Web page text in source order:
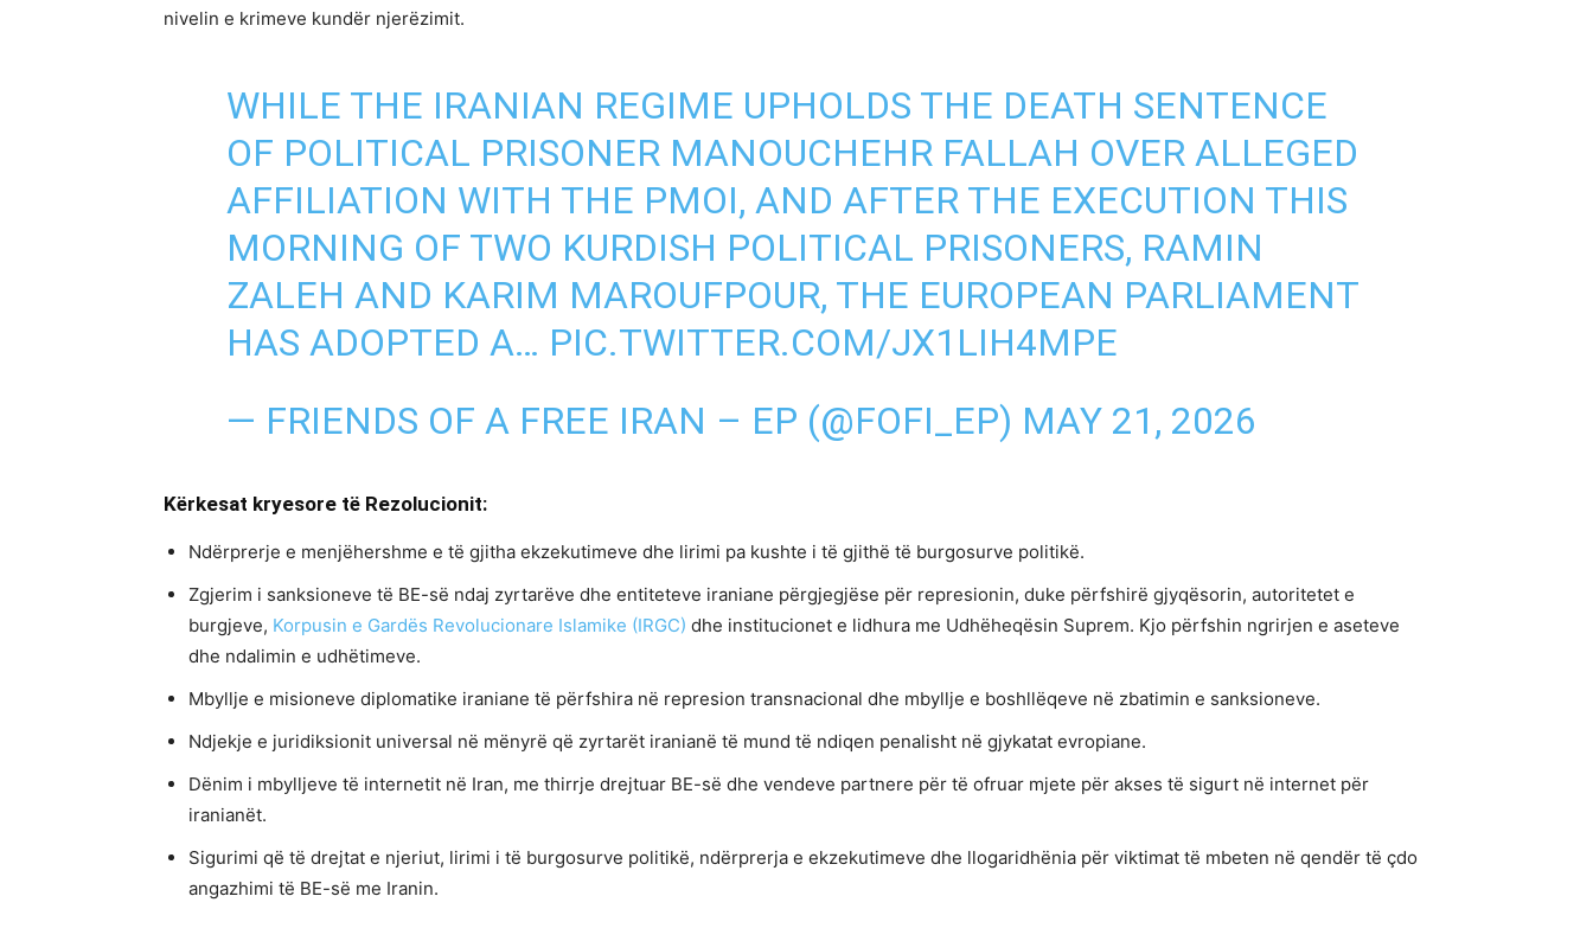
nivelin e krimeve kundër njerëzimit.
WHILE THE IRANIAN REGIME UPHOLDS THE DEATH SENTENCE
OF POLITICAL PRISONER MANOUCHEHR FALLAH OVER ALLEGED
AFFILIATION WITH THE PMOI, AND AFTER THE EXECUTION THIS
MORNING OF TWO KURDISH POLITICAL PRISONERS, RAMIN
ZALEH AND KARIM MAROUFPOUR, THE EUROPEAN PARLIAMENT
HAS ADOPTED A… PIC.TWITTER.COM/JX1LIH4MPE
— FRIENDS OF A FREE IRAN – EP (@FOFI_EP) MAY 21, 2026
Kërkesat kryesore të Rezolucionit:
Ndërprerje e menjëhershme e të gjitha ekzekutimeve dhe lirimi pa kushte i të gjithë të burgosurve politikë.
Zgjerim i sanksioneve të BE-së ndaj zyrtarëve dhe entiteteve iraniane përgjegjëse për represionin, duke përfshirë gjyqësorin, autoritetet e
burgjeve, Korpusin e Gardës Revolucionare Islamike (IRGC) dhe institucionet e lidhura me Udhëheqësin Suprem. Kjo përfshin ngrirjen e aseteve
dhe ndalimin e udhëtimeve.
Mbyllje e misioneve diplomatike iraniane të përfshira në represion transnacional dhe mbyllje e boshllëqeve në zbatimin e sanksioneve.
Ndjekje e juridiksionit universal në mënyrë që zyrtarët iranianë të mund të ndiqen penalisht në gjykatat evropiane.
Dënim i mbylljeve të internetit në Iran, me thirrje drejtuar BE-së dhe vendeve partnere për të ofruar mjete për akses të sigurt në internet për
iranianët.
Sigurimi që të drejtat e njeriut, lirimi i të burgosurve politikë, ndërprerja e ekzekutimeve dhe llogaridhënia për viktimat të mbeten në qendër të çdo
angazhimi të BE-së me Iranin.